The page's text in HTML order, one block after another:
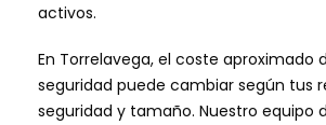
activos.
En Torrelavega, el coste aproximado
seguridad puede cambiar según tus
seguridad y tamaño. Nuestro equipo